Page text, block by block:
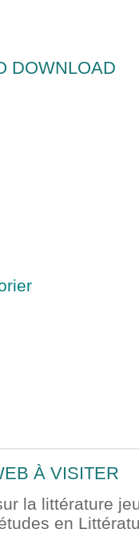
DOWNLOAD
À VISITER
la littérature
en